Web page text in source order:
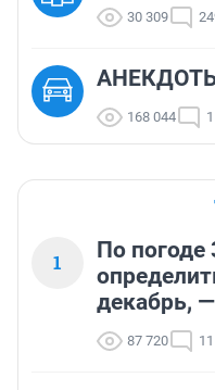
30 309
168 044
1
По погоде
декабрь,
87 720 11